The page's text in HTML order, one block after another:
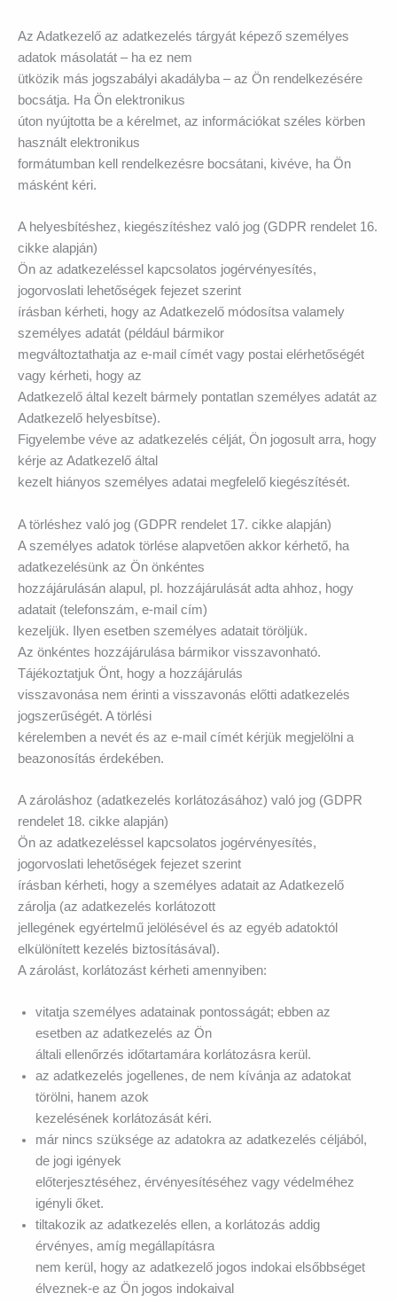
Az Adatkezelő az adatkezelés tárgyát képező személyes
adatok másolatát – ha ez nem
ütközik más jogszabályi akadályba – az Ön rendelkezésére
bocsátja. Ha Ön elektronikus
úton nyújtotta be a kérelmet, az információkat széles körben
használt elektronikus
formátumban kell rendelkezésre bocsátani, kivéve, ha Ön
másként kéri.
A helyesbítéshez, kiegészítéshez való jog (GDPR rendelet 16.
cikke alapján)
Ön az adatkezeléssel kapcsolatos jogérvényesítés,
jogorvoslati lehetőségek fejezet szerint
írásban kérheti, hogy az Adatkezelő módosítsa valamely
személyes adatát (például bármikor
megváltoztathatja az e-mail címét vagy postai elérhetőségét
vagy kérheti, hogy az
Adatkezelő által kezelt bármely pontatlan személyes adatát az
Adatkezelő helyesbítse).
Figyelembe véve az adatkezelés célját, Ön jogosult arra, hogy
kérje az Adatkezelő által
kezelt hiányos személyes adatai megfelelő kiegészítését.
A törléshez való jog (GDPR rendelet 17. cikke alapján)
A személyes adatok törlése alapvetően akkor kérhető, ha
adatkezelésünk az Ön önkéntes
hozzájárulásán alapul, pl. hozzájárulását adta ahhoz, hogy
adatait (telefonszám, e-mail cím)
kezeljük. Ilyen esetben személyes adatait töröljük.
Az önkéntes hozzájárulása bármikor visszavonható.
Tájékoztatjuk Önt, hogy a hozzájárulás
visszavonása nem érinti a visszavonás előtti adatkezelés
jogszerűségét. A törlési
kérelemben a nevét és az e-mail címét kérjük megjelölni a
beazonosítás érdekében.
A zároláshoz (adatkezelés korlátozásához) való jog (GDPR
rendelet 18. cikke alapján)
Ön az adatkezeléssel kapcsolatos jogérvényesítés,
jogorvoslati lehetőségek fejezet szerint
írásban kérheti, hogy a személyes adatait az Adatkezelő
zárolja (az adatkezelés korlátozott
jellegének egyértelmű jelölésével és az egyéb adatoktól
elkülönített kezelés biztosításával).
A zárolást, korlátozást kérheti amennyiben:
vitatja személyes adatainak pontosságát; ebben az
esetben az adatkezelés az Ön
általi ellenőrzés időtartamára korlátozásra kerül.
az adatkezelés jogellenes, de nem kívánja az adatokat
törölni, hanem azok
kezelésének korlátozását kéri.
már nincs szüksége az adatokra az adatkezelés céljából,
de jogi igények
előterjesztéséhez, érvényesítéséhez vagy védelméhez
igényli őket.
tiltakozik az adatkezelés ellen, a korlátozás addig
érvényes, amíg megállapításra
nem kerül, hogy az adatkezelő jogos indokai elsőbbséget
élveznek-e az Ön jogos indokaival